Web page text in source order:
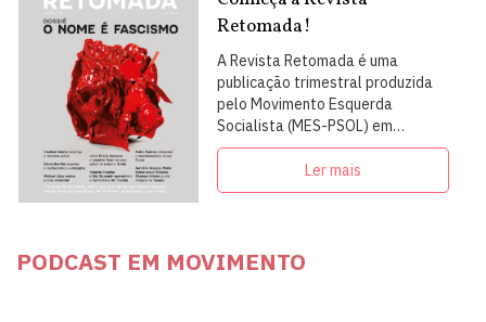
Retomada!
A Revista Retomada é uma
publicação trimestral produzida
pelo Movimento Esquerda
Socialista (MES-PSOL) em
articulação com intelectuais,
militantes e artistas
Ler mais
PODCAST EM MOVIMENTO